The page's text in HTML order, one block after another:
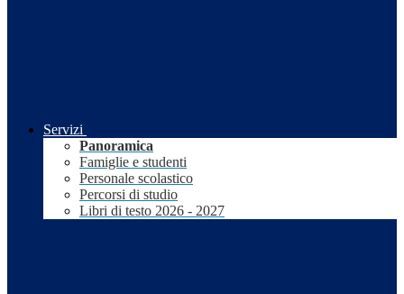
Servizi
Panoramica
Famiglie e studenti
Personale scolastico
Percorsi di studio
Libri di testo 2026 - 2027